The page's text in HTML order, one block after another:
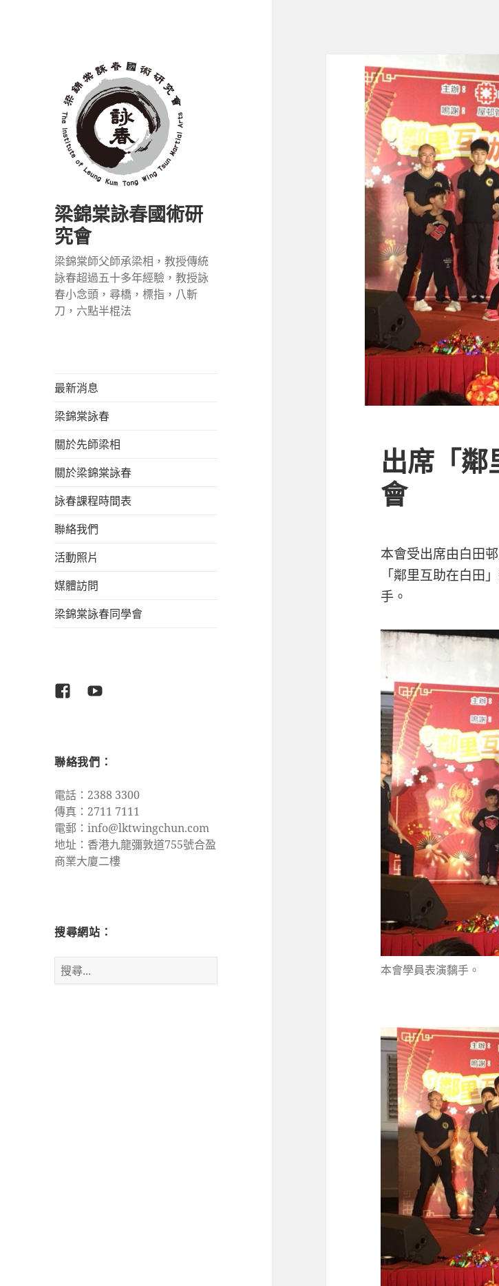
梁錦棠詠春國術研
究會
梁錦棠師父師承梁相，教授傳統
詠春超過五十多年經驗，教授詠
春小念頭，尋橋，標指，八斬
刀，六點半棍法
最新消息
梁錦棠詠春
關於先師梁相
關於梁錦棠詠春
詠春課程時間表
聯絡我們
活動照片
媒體訪問
梁錦棠詠春同學會
FacebookYoutube
聯絡我們：
電話：2388 3300
傳真：2711 7111
電郵：info@lktwingchun.com
地址：香港九龍彌敦道755號合盈
商業大廈二樓
搜尋網站：
搜
尋
出席「
會
本會受出席由白田
「鄰里互助在白田
手。
本會學員表演黐手。